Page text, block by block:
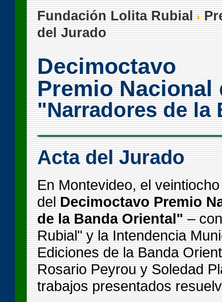
Fundación Lolita Rubial
del Jurado
Decimoctavo
Premio Nacional
"Narradores de la
Acta del Jurado
En Montevideo, el
del Decimoctavo Premio
de la Banda Oriental" –
Rubial" y la Intendencia
Ediciones de la Banda
Rosario Peyrou y Soledad
trabajos presentados